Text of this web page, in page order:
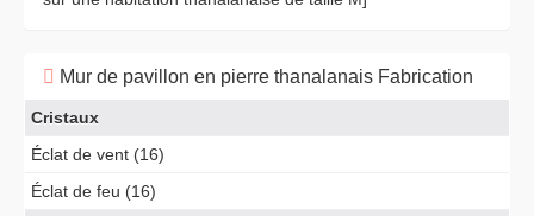
Mur de pavillon en pierre thanalanais Fabrication
Cristaux
Éclat de vent (16)
Éclat de feu (16)